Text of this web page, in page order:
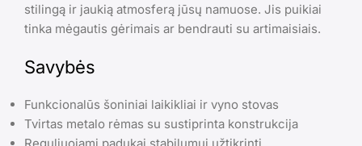
stilingą ir jaukią atmosferą jūsų namuose. Jis puikiai
tinka mėgautis gėrimais ar bendrauti su artimaisiais.
Savybės
Funkcionalūs šoniniai laikikliai ir vyno stovas
Tvirtas metalo rėmas su sustiprinta konstrukcija